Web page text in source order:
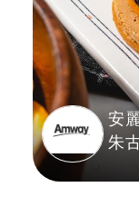
安
朱